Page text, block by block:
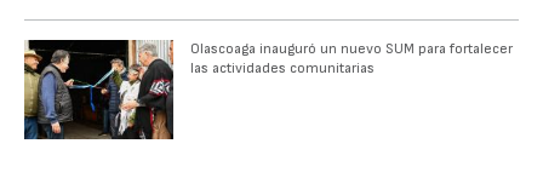
Olascoaga inauguró un nuevo SUM para fortalecer
las actividades comunitarias